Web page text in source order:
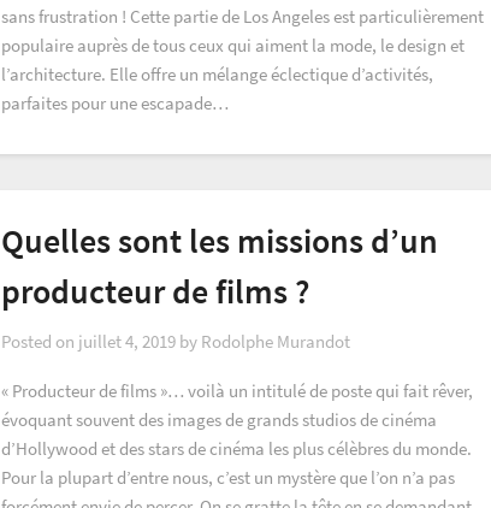
sans frustration ! Cette partie de Los Angeles est particulièrement
populaire auprès de tous ceux qui aiment la mode, le design et
l’architecture. Elle offre un mélange éclectique d’activités,
parfaites pour une escapade…
Quelles sont les missions d’un
producteur de films ?
Posted on juillet 4, 2019by Rodolphe Murandot
« Producteur de films »… voilà un intitulé de poste qui fait rêver,
évoquant souvent des images de grands studios de cinéma
d’Hollywood et des stars de cinéma les plus célèbres du monde.
Pour la plupart d’entre nous, c’est un mystère que l’on n’a pas